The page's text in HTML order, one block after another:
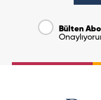
Bülten